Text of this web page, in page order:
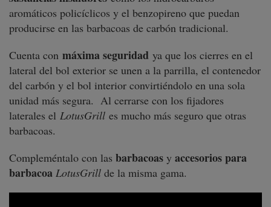
aromáticos policíclicos y el benzopireno que puedan
producirse en las barbacoas de carbón tradicional.
Cuenta con máxima seguridad ya que los cierres en el
lateral del bol exterior se unen a la parrilla, el contenedor
del carbón y el bol interior convirtiéndolo en una sola
unidad más segura. Al cerrarse con los fijadores
laterales el LotusGrill es mucho más seguro que otras
barbacoas.
Compleméntalo con las barbacoas y accesorios para
barbacoa LotusGrill de la misma gama.